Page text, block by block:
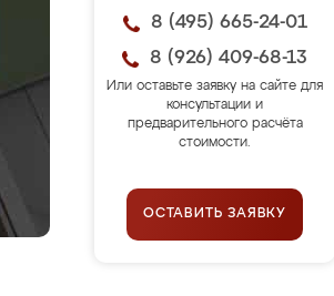
8 (495) 665-24-01
8 (926) 409-68-13
Или оставьте заявку на сайте для
консультации и
предварительного расчёта
стоимости.
ОСТАВИТЬ ЗАЯВКУ